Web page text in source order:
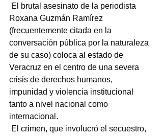
El brutal asesinato de la periodista
Roxana Guzmán Ramírez
(frecuentemente citada en la
conversación pública por la naturaleza
de su caso) coloca al estado de
Veracruz en el centro de una severa
crisis de derechos humanos,
impunidad y violencia institucional
tanto a nivel nacional como
internacional.
El crimen, que involucró el secuestro,